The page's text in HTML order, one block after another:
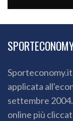
applicata
settembre
online più